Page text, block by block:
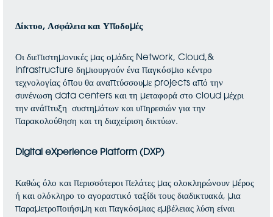
Δίκτυο, Ασφάλεια και Υποδομές
Οι διεπιστημονικές μας ομάδες Network, Cloud,&
Infrastructure δημιουργούν ένα παγκόσμιο κέντρο
τεχνολογίας όπου θα αναπτύσσουμε projects από την
συνένωση data centers και τη μεταφορά στο cloud μέχρι
την ανάπτυξη συστημάτων και υπηρεσιών για την
παρακολούθηση και τη διαχείριση δικτύων.
Digital eXperience Platform (DXP)
Καθώς όλο και περισσότεροι πελάτες μας ολοκληρώνουν μέρος
ή και ολόκληρο το αγοραστικό ταξίδι τους διαδικτυακά, μια
παραμετροποιήσιμη και παγκόσμιας εμβέλειας λύση είναι